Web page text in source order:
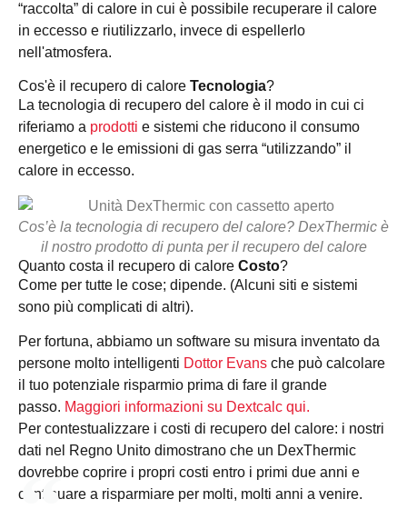
“raccolta” di calore in cui è possibile recuperare il calore
in eccesso e riutilizzarlo, invece di espellerlo
nell'atmosfera.
Cos'è il recupero di calore Tecnologia?
La tecnologia di recupero del calore è il modo in cui ci
riferiamo a prodotti e sistemi che riducono il consumo
energetico e le emissioni di gas serra “utilizzando” il
calore in eccesso.
Cos’è la tecnologia di recupero del calore? DexThermic è
il nostro prodotto di punta per il recupero del calore
Quanto costa il recupero di calore Costo?
Come per tutte le cose; dipende. (Alcuni siti e sistemi
sono più complicati di altri).
Per fortuna, abbiamo un software su misura inventato da
persone molto intelligenti Dottor Evans che può calcolare
il tuo potenziale risparmio prima di fare il grande
passo. Maggiori informazioni su Dextcalc qui.
Per contestualizzare i costi di recupero del calore: i nostri
dati nel Regno Unito dimostrano che un DexThermic
dovrebbe coprire i propri costi entro i primi due anni e
continuare a risparmiare per molti, molti anni a venire.